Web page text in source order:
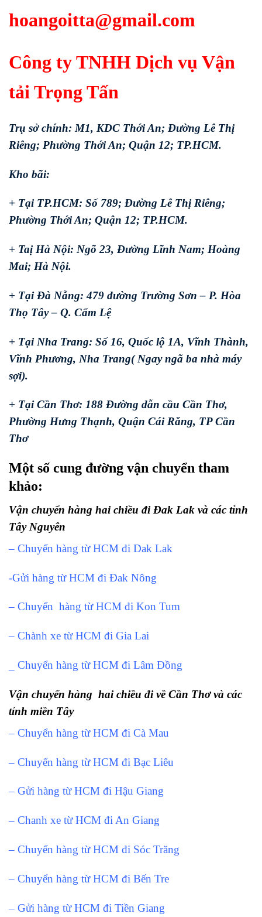
hoangoitta@gmail.com
Công ty TNHH Dịch vụ Vận
tải Trọng Tấn
Trụ sở chính: M1, KDC Thới An; Đường Lê Thị
Riêng; Phường Thới An; Quận 12; TP.HCM.
Kho bãi:
+ Tại TP.HCM: Số 789; Đường Lê Thị Riêng;
Phường Thới An; Quận 12; TP.HCM.
+ Taị Hà Nội: Ngõ 23, Đường Lĩnh Nam; Hoàng
Mai; Hà Nội.
+ Tại Đà Nẵng: 479 đường Trường Sơn – P. Hòa
Thọ Tây – Q. Cẩm Lệ
+ Tại Nha Trang: Số 16, Quốc lộ 1A, Vĩnh Thành,
Vĩnh Phương, Nha Trang( Ngay ngã ba nhà máy
sợi).
+ Tại Cần Thơ: 188 Đường dẫn cầu Cần Thơ,
Phường Hưng Thạnh, Quận Cái Răng, TP Cần
Thơ
Một số cung đường vận chuyển tham
khảo:
Vận chuyển hàng hai chiều đi Đak Lak và các tỉnh
Tây Nguyên
– Chuyển hàng từ HCM đi Dak Lak
-Gửi hàng từ HCM đi Đak Nông
– Chuyển hàng từ HCM đi Kon Tum
– Chành xe từ HCM đi Gia Lai
_ Chuyển hàng từ HCM đi Lâm Đồng
Vận chuyển hàng hai chiều đi về Cần Thơ và các
tỉnh miền Tây
– Chuyển hàng từ HCM đi Cà Mau
– Chuyển hàng từ HCM đi Bạc Liêu
– Gửi hàng từ HCM đi Hậu Giang
– Chanh xe từ HCM đi An Giang
– Chuyển hàng từ HCM đi Sóc Trăng
– Chuyển hàng từ HCM đi Bến Tre
– Gửi hàng từ HCM đi Tiền Giang